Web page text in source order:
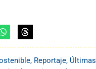
, Reportaje,